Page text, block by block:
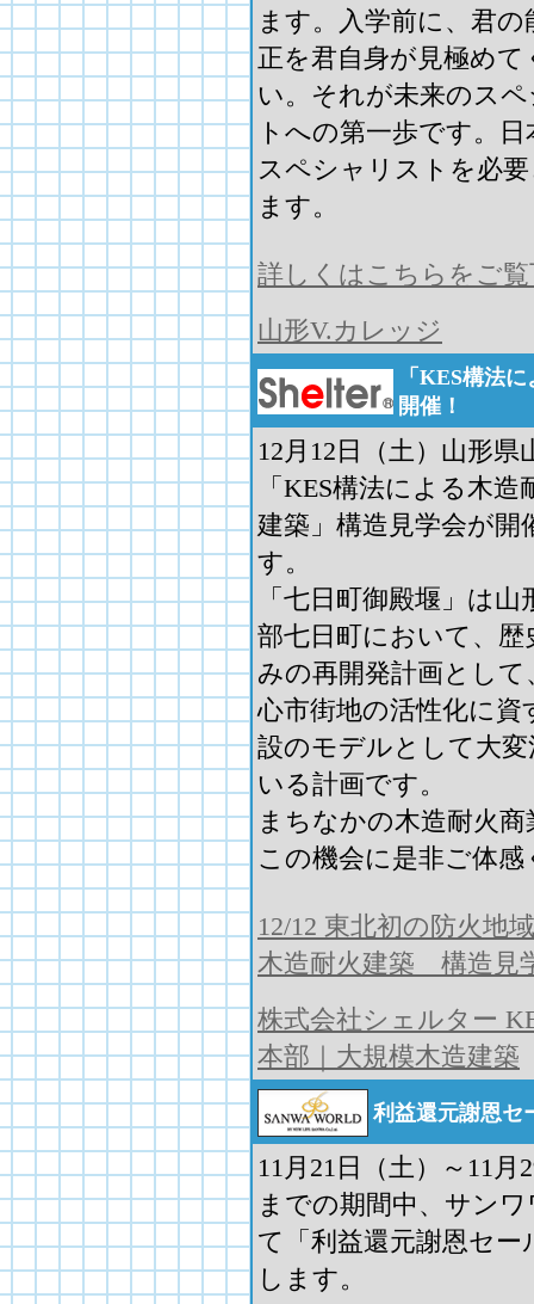
ます。入学前に、君の
正を君自身が見極めて
い。それが未来のス
トへの第一歩です。
スペシャリストを必
ます。
詳しくはこちらをご
山形V.カレッジ
「KES構法
開催！
12月12日（土）山形県
「KES構法による木造
建築」構造見学会が開
す。
「七日町御殿堰」は
部七日町において、歴
みの再開発計画として
心市街地の活性化に資
設のモデルとして大
いる計画です。
まちなかの木造耐火
この機会に是非ご体
12/12 東北初の防火地
木造耐火建築 構造見
株式会社シェルター
本部｜大規模木造建築
利益還元謝恩セ
11月21日（土）～11月
までの期間中、サン
て「利益還元謝恩セー
します。